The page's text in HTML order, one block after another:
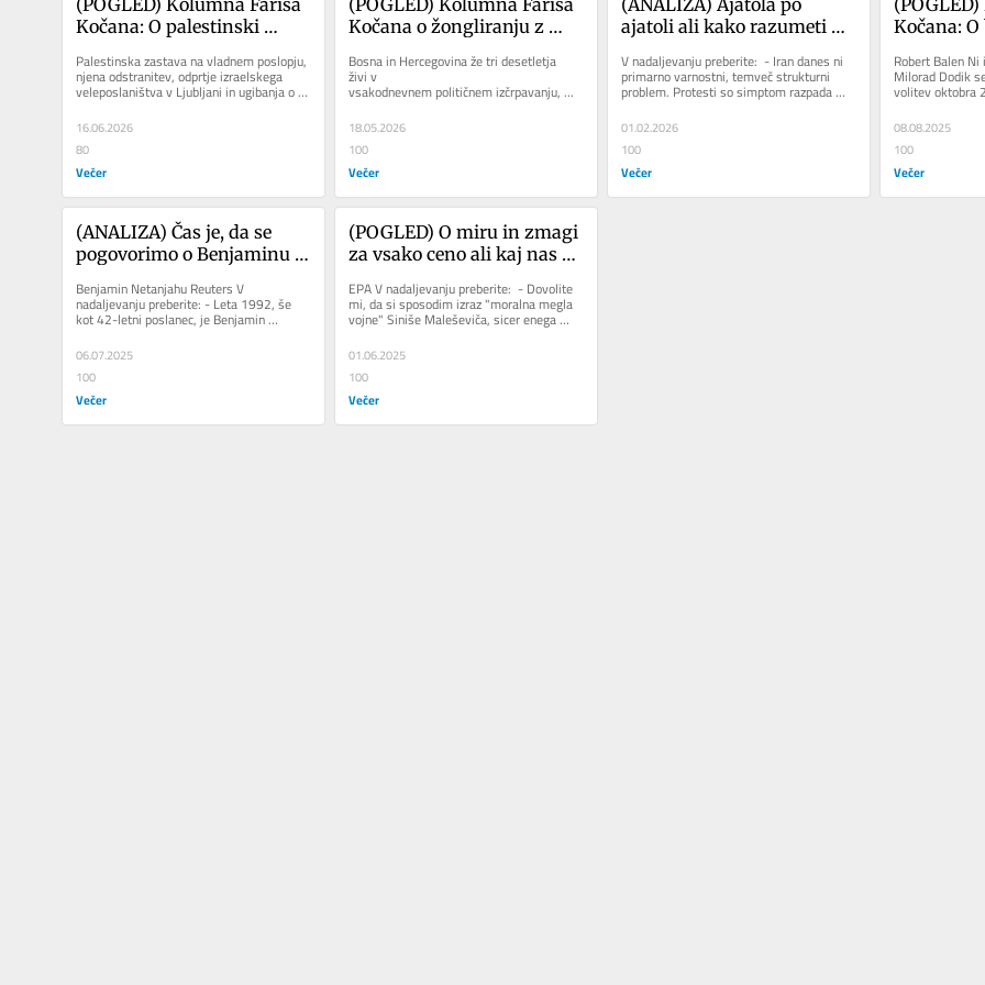
Kočana: O palestinski
legitimnosti
Palestinska zastava na vladnem poslopju,
njena odstranitev, odprtje izraelskega
veleposlaništva v Ljubljani in ugibanja o
prihodnji usmeritvi...
16.06.2026
80
Večer
Kočana o žongliranju z
Schmidt
Bosna in Hercegovina že tri desetletja
živi v
vsakodnevnem političnem izčrpavanju,
neskončnih blokadah in  permanentni krizi.
Zdaj odhaja...
18.05.2026
100
Večer
ajatoli ali kako razumeti
geopolitike
V nadaljevanju preberite:  - Iran danes ni
primarno varnostni, temveč strukturni
problem. Protesti so simptom razpada
družbene pogodbe, ki...
01.02.2026
100
Večer
Kočana:
ljudi
Robert Balen
Milorad Dodik
volitev oktobra
08.08.2025
100
Večer
(ANALIZA) Čas je, da se
pogovorimo o Benjaminu
Benjamin Netanjahu Reuters V
nadaljevanju preberite: - Leta 1992, še
kot 42-letni poslanec, je Benjamin
Netanjahu v knesetu govoril o iranski...
06.07.2025
100
Večer
(POGLED) O miru in zmagi
za vsako ceno ali kaj nas
EPA V nadaljevanju preberite:  - Dovolite
mi, da si sposodim izraz "moralna megla
vojne" Siniše Maleševiča, sicer enega
najpomembnejših...
01.06.2025
100
Večer